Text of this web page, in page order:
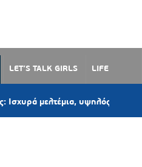
LET’S TALK GIRLS LIFE
υψηλός κίνδυνος